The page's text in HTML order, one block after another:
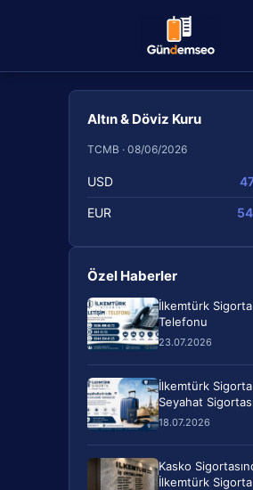
Altın & Döviz Kuru
TCMB · 08/06/2026
USD
EUR
Özel Haberler
İlkemtürk Sigorta |
Telefonu
23.07.2026
İlkemtürk Sigorta |
Seyahat Sigortası
18.07.2026
Kasko
İlkemtürk